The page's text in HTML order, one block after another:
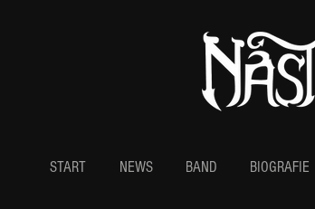
START NEWS BAND BIOGRAFIE